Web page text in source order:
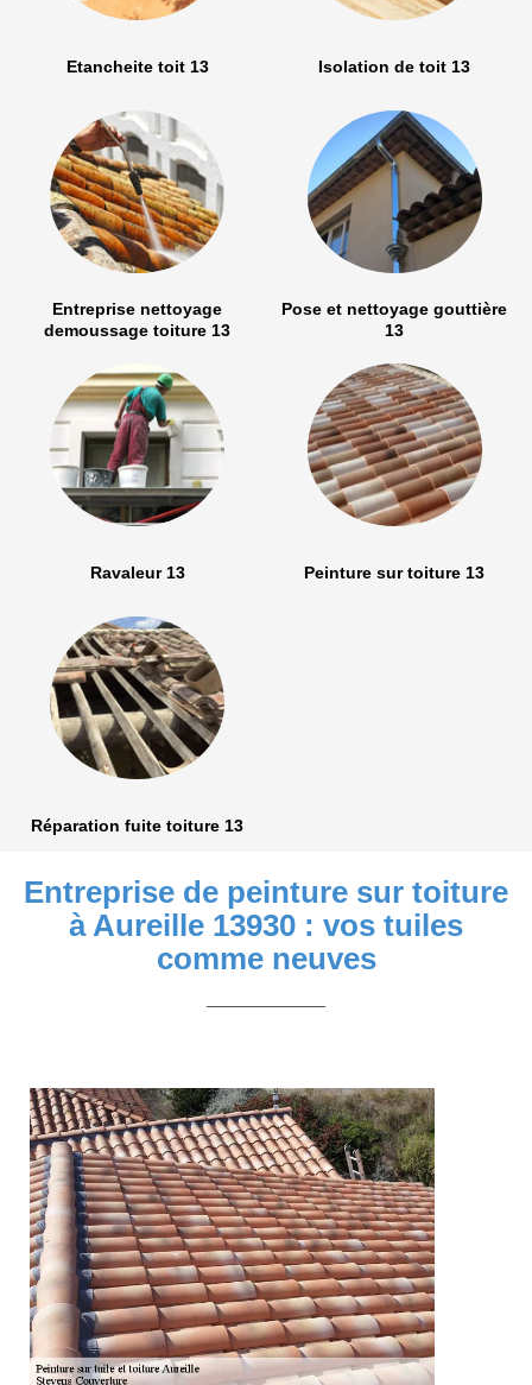
Etancheite toit 13 Isolation de toit 13
Entreprise nettoyage
demoussage toiture 13
Pose et nettoyage gouttière
13
Ravaleur 13 Peinture sur toiture 13
Réparation fuite toiture 13
Entreprise de peinture sur toiture
à Aureille 13930 : vos tuiles
comme neuves